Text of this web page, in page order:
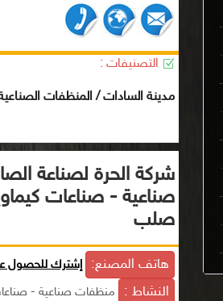
التصنيفات :
مدينة السادات / المنظفات
شركة الحرة لصناعة
صناعية - صناعات
صلب
هاتف المصنع: إشترك للحصول
النشاط : منظفات صناعية -